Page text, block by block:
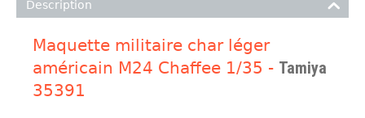
Description
Maquette militaire char léger
américain M24 Chaffee 1/35 - Tamiya
35391